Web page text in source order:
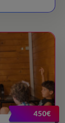
450€